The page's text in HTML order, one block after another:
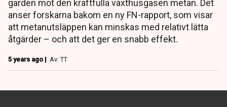
garden mot den kraftfulla växthusgasen metan. Det
anser forskarna bakom en ny FN-rapport, som visar
att metanutsläppen kan minskas med relativt lätta
åtgärder – och att det ger en snabb effekt.
5 years ago | Av: TT